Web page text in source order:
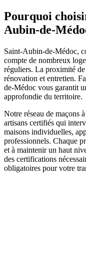
Pourquoi
Aubin-de-
Saint-Aubin-de-Médoc,
compte de nombreux
réguliers. La proximité
rénovation et entretien.
de-Médoc vous garantit
approfondie du territoire.
Notre réseau de maçons à
artisans certifiés qui
maisons individuelles,
professionnels. Chaque
et à maintenir un haut
des certifications
obligatoires pour votre